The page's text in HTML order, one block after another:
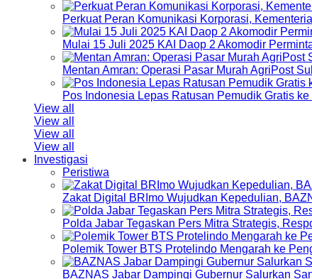
Perkuat Peran Komunikasi Korporasi,
Mulai 15 Juli 2025 KAI Daop 2 Akomodir
Mentan Amran: Operasi Pasar Murah AgriPost
Pos Indonesia Lepas Ratusan Pemudik Gratis
View all
View all
View all
View all
Investigasi
Peristiwa
Zakat Digital BRImo Wujudkan Kepedulian,
Polda Jabar Tegaskan Pers Mitra Strategis,
Polemik Tower BTS Protelindo Mengarah ke
BAZNAS Jabar Dampingi Gubernur Salurkan